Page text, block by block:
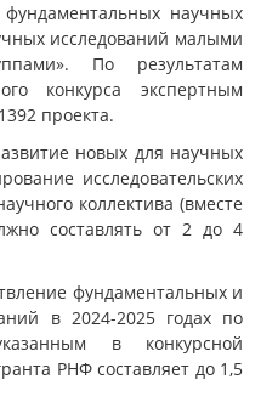
научных
исследований малыми
По результатам
конкурса экспертным
проекта.
новых для научных
исследовательских
коллектива (вместе
составлять от 2 до 4
фундаментальных и
в 2024-2025 годах по
в конкурсной
РНФ составляет до 1,5